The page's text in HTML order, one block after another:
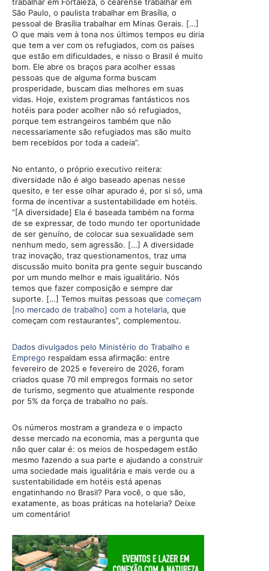
trabalhar em Fortaleza, o cearense trabalhar em
São Paulo, o paulista trabalhar em Brasília, o
pessoal de Brasília trabalhar em Minas Gerais. […]
O que mais vem à tona nos últimos tempos eu diria
que tem a ver com os refugiados, com os países
que estão em dificuldades, e nisso o Brasil é muito
bom. Ele abre os braços para acolher essas
pessoas que de alguma forma buscam
prosperidade, buscam dias melhores em suas
vidas. Hoje, existem programas fantásticos nos
hotéis para poder acolher não só refugiados,
porque tem estrangeiros também que não
necessariamente são refugiados mas são muito
bem recebidos por toda a cadeia”.
No entanto, o próprio executivo reitera:
diversidade não é algo baseado apenas nesse
quesito, e ter esse olhar apurado é, por si só, uma
forma de incentivar a sustentabilidade em hotéis.
“[A diversidade] Ela é baseada também na forma
de se expressar, de todo mundo ter oportunidade
de ser genuíno, de colocar sua sexualidade sem
nenhum medo, sem agressão. […] A diversidade
traz inovação, traz questionamentos, traz uma
discussão muito bonita pra gente seguir buscando
por um mundo melhor e mais igualitário. Nós
temos que fazer composição e sempre dar
suporte. […] Temos muitas pessoas que começam
[no mercado de trabalho] com a hotelaria, que
começam com restaurantes”, complementou.
Dados divulgados pelo Ministério do Trabalho e
Emprego respaldam essa afirmação: entre
fevereiro de 2025 e fevereiro de 2026, foram
criados quase 70 mil empregos formais no setor
de turismo, segmento que atualmente responde
por 5% da força de trabalho no país.
Os números mostram a grandeza e o impacto
desse mercado na economia, mas a pergunta que
não quer calar é: os meios de hospedagem estão
mesmo fazendo a sua parte e ajudando a construir
uma sociedade mais igualitária e mais verde ou a
sustentabilidade em hotéis está apenas
engatinhando no Brasil? Para você, o que são,
exatamente, as boas práticas na hotelaria? Deixe
um comentário!